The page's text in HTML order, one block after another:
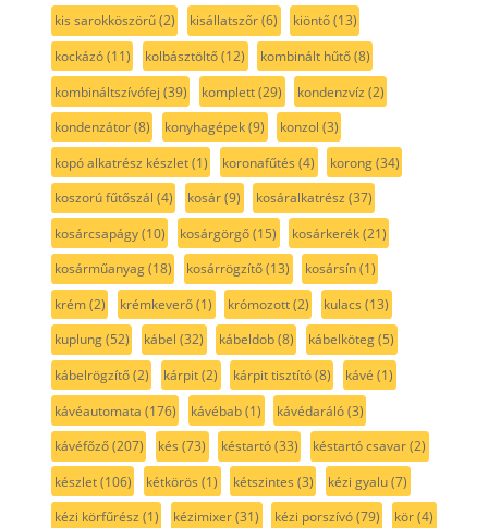
kis sarokköszörű(2) kisállatszőr(6) kiöntő(13)
kockázó(11) kolbásztöltő(12) kombinált hűtő(8)
kombináltszívófej (39) komplett(29) kondenzvíz (2)
kondenzátor(8) konyhagépek(9) konzol (3)
kopó alkatrész készlet(1) koronafűtés (4) korong(34)
koszorú fűtőszál (4) kosár(9) kosáralkatrész (37)
kosárcsapágy(10) kosárgörgő(15) kosárkerék(21)
kosárműanyag(18) kosárrögzítő(13) kosársín(1)
krém(2) krémkeverő(1) krómozott(2) kulacs (13)
kuplung(52) kábel (32) kábeldob(8) kábelköteg(5)
kábelrögzítő(2) kárpit(2) kárpit tisztító(8) kávé (1)
kávéautomata (176) kávébab(1) kávédaráló(3)
kávéfőző(207) kés (73) késtartó(33) késtartó csavar(2)
készlet(106) kétkörös (1) kétszintes (3) kézi gyalu(7)
kézi körfűrész (1) kézimixer(31) kézi porszívó(79) kör(4)